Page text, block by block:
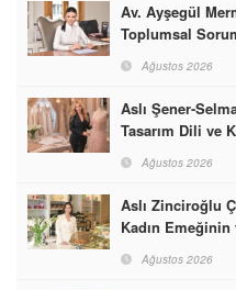
Av. Ayşegül
Toplumsal
Ağustos 2026
Aslı Şener-
Tasarım Dili ve
Dünyasına
Ağustos 2026
Aslı Zinciroğlu
Kadın
Ağustos 2026